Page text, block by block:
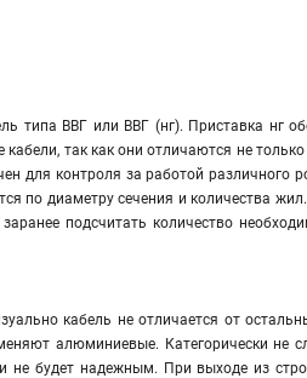
типа ВВГ или ВВГ (нг). Приставка нг
так как они отличаются не
для контроля за работой различного
по диаметру сечения и количества
подсчитать количество
кабель не отличается от
алюминиевые. Категорически не
будет надежным. При выходе из